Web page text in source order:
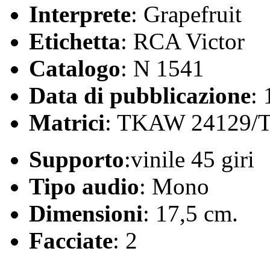
Interprete: Grapefruit
Etichetta: RCA Victor
Catalogo: N 1541
Data di pubblicazione:
Matrici: TKAW 24129/
Supporto:vinile 45 giri
Tipo audio: Mono
Dimensioni: 17,5 cm.
Facciate: 2